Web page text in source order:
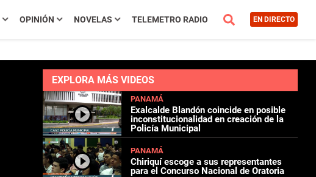
OPINIÓN NOVELAS TELEMETRO RADIO EN DIRECTO
EXPLORA MÁS VIDEOS
PANAMÁ
Exalcalde Blandón coincide en posible
inconstitucionalidad en creación de la
Policía Municipal
PANAMÁ
Chiriquí escoge a sus representantes
para el Concurso Nacional de Oratoria